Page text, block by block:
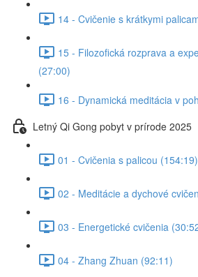
14 - Cvičenie s krátkymi
15 - Filozofická rozprava a
(27:00)
16 - Dynamická meditácia v
Letný Qi Gong pobyt v prírode 2025
01 - Cvičenia s palicou (154:19)
02 - Meditácie a dychové
03 - Energetické cvičenia
04 - Zhang Zhuan (92:11)